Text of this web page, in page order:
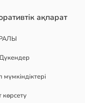
қысқа жеңді, жүрек
ақпарат
Дүкендер
көрсету